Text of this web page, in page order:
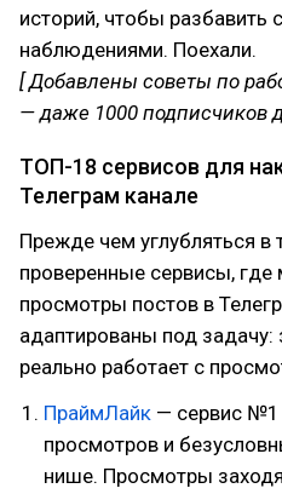
историй, чтобы
наблюдениями. Поехали.
[ Добавлены советы по
— даже 1000 подписчиков
ТОП-18 сервисов для
Телеграм канале
Прежде чем углубляться в
проверенные сервисы, где
просмотры постов в
адаптированы под задачу:
реально работает с
ПраймЛайк — сервис №1
просмотров и
нише. Просмотры